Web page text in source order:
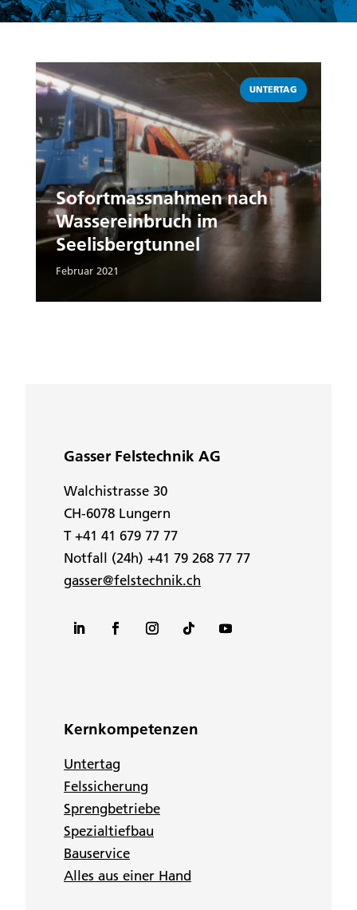
UNTERTAG
Sofortmassnahmen nach
Wassereinbruch im
Seelisbergtunnel
Februar 2021
Weiterlesen
Gasser Felstechnik AG
Walchistrasse 30
CH-6078 Lungern
T +41 41 679 77 77
Notfall (24h) +41 79 268 77 77
gasser@felstechnik.ch
Kernkompetenzen
Untertag
Felssicherung
Sprengbetriebe
Spezialtiefbau
Bauservice
Alles aus einer Hand